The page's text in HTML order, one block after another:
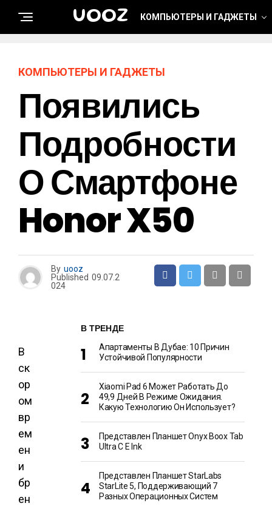
UOOZ КОМПЬЮТЕРЫ И ГАДЖЕТЫ
КОМПЬЮТЕРЫ И ГАДЖЕТЫ
Появились
Подробности
О Смартфоне
Honor X50
By uooz
Published 09.07.2
024
В
ск
ор
ом
вр
ем
ен
и
бр
ен
В ТРЕНДЕ
Апартаменты В Дубае: 10 Причин
Устойчивой Популярности
Xiaomi Pad 6 Может Работать До
49,9 Дней В Режиме Ожидания.
Какую Технологию Он Использует?
Представлен Планшет Onyx Boox Tab
Ultra C E Ink
Представлен Планшет StarLabs
StarLite 5, Поддерживающий 7
Разных Операционных Систем